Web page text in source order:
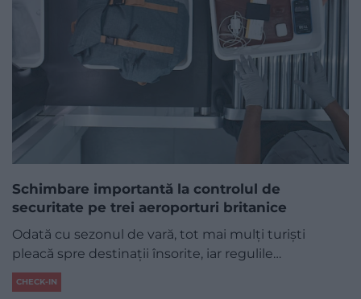
Schimbare importantă la controlul de
securitate pe trei aeroporturi britanice
Odată cu sezonul de vară, tot mai mulți turiști
pleacă spre destinații însorite, iar regulile…
CHECK-IN